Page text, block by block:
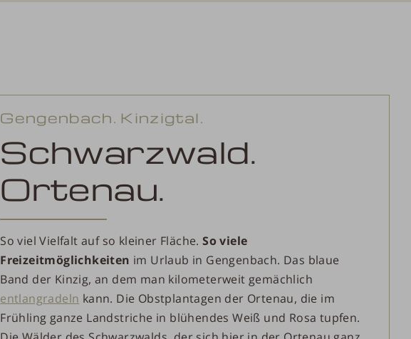
Gengenbach. Kinzigtal.
Schwarzwald.
Ortenau.
So viel Vielfalt auf so kleiner Fläche.So viele
Freizeitmöglichkeiten im Urlaub in Gengenbach. Das blaue
Band der Kinzig, an dem man kilometerweit gemächlich
entlangradeln kann. Die Obstplantagen der Ortenau, die im
Frühling ganze Landstriche in blühendes Weiß und Rosa tupfen.